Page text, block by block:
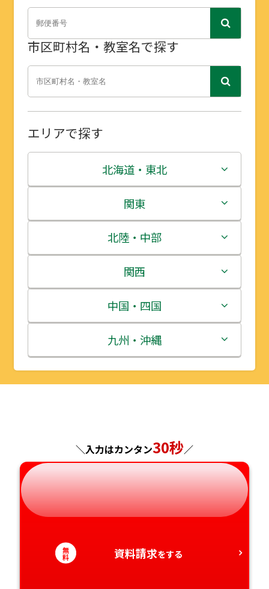
市区町村名・教室名で探す
エリアで探す
北海道・東北
北海道
青森県
岩手県
宮城県
秋田県
山形県
関東
茨城県
栃木県
群馬県
埼玉県
千葉県
北陸・中部
新潟県
富山県
石川県
福井県
静岡県
関西
三重県
滋賀県
京都府
和歌山県
中国・四国
鳥取県
島根県
山口県
徳島県
九州・沖縄
福岡県
熊本県
大分県
＼入力はカンタン30秒／
無
料 資料請求をする